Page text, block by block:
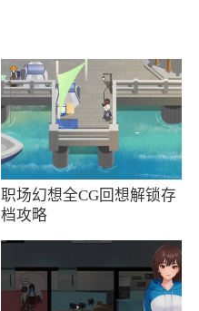
职场幻想全CG回想解锁存
档攻略